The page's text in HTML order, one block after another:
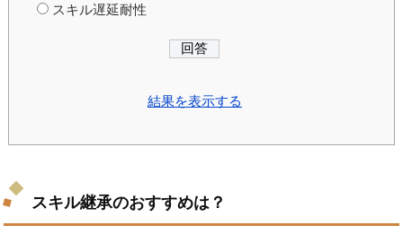
スキル遅延耐性
結果を表示する
スキル継承のおすすめは？